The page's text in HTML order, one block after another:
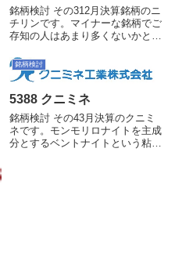
銘柄検討 その312月決算銘柄のニ
チリンです。マイナーな銘柄でご
存知の人はあまり多くないかと思
で圧倒的なシェアを誇る銘柄で
す。特に二輪用のブレーキホース
は国内でほぼ100%のシェアを持
っています。先日H28年1...
銘柄検討
5388 クニミネ
銘柄検討 その43月決算のクニミ
ネです。モンモリロナイトを主成
分とするベントナイトという粘土